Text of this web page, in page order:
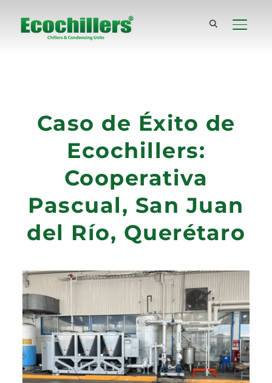
Caso de Éxito de
Ecochillers:
Cooperativa
Pascual, San Juan
del Río, Querétaro